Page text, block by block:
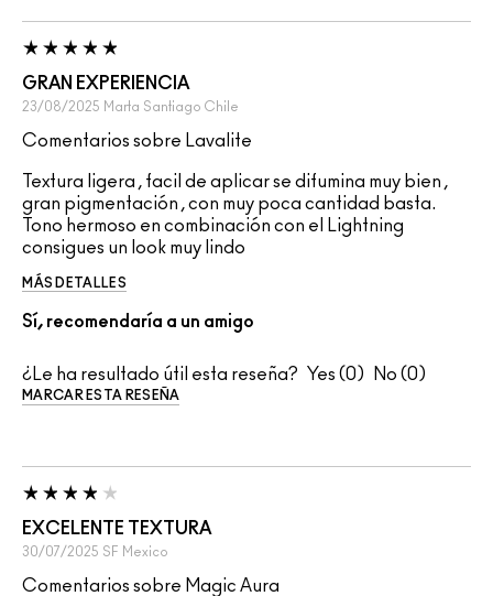
GRAN EXPERIENCIA
23/08/2025 Marta Santiago Chile
Comentarios sobre Lavalite
Textura ligera , facil de aplicar se difumina muy bien ,
gran pigmentación , con muy poca cantidad basta.
Tono hermoso en combinación con el Lightning
consigues un look muy lindo
MÁS DETALLES
Sí, recomendaría a un amigo
¿Le ha resultado útil esta reseña? 0 0
MARCAR ESTA RESEÑA
EXCELENTE TEXTURA
30/07/2025 SF Mexico
Comentarios sobre Magic Aura